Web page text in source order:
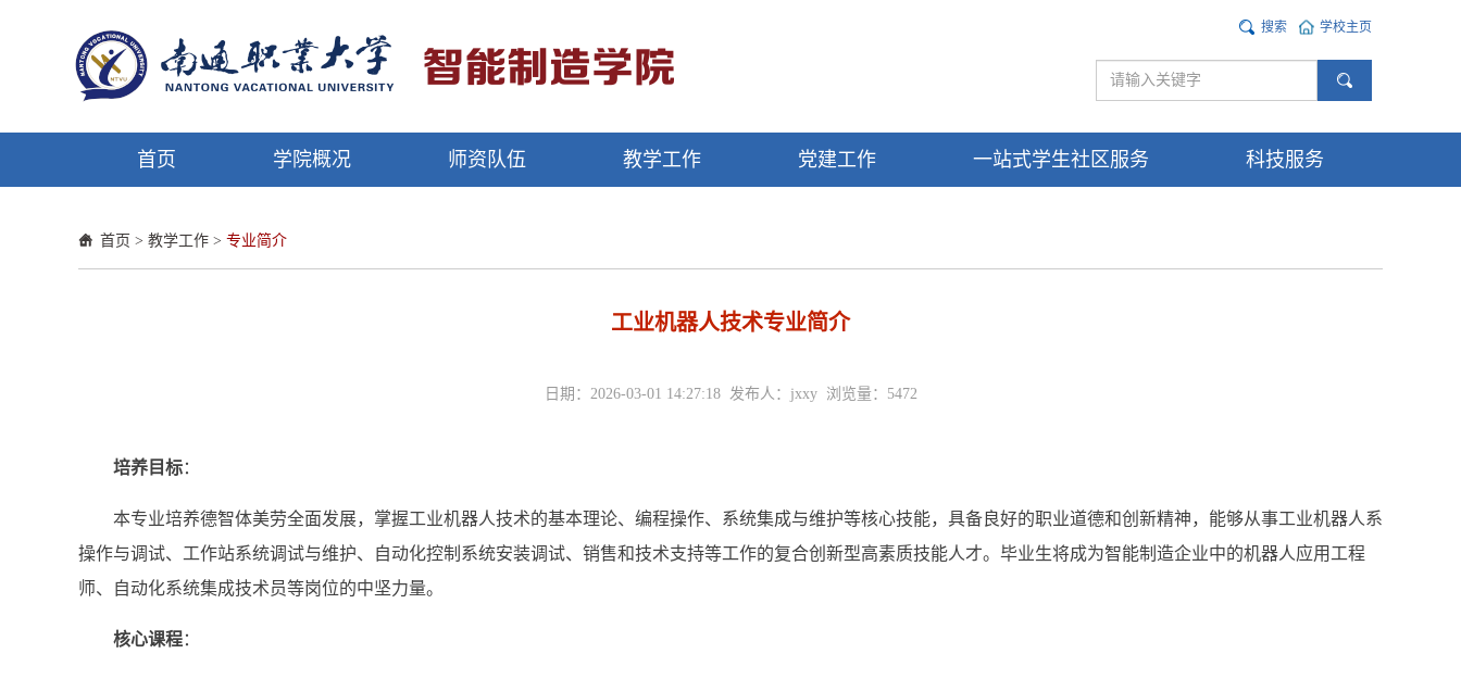
搜索 学校主页
首页 学院概况 师资队伍 教学工作 党建工作 一站式学生社区服务 科技服务
首页 > 教学工作 > 专业简介
工业机器人技术专业简介
日期：2026-03-01 14:27:18 发布人：jxxy 浏览量： 5472
培养目标：
本专业培养德智体美劳全面发展，掌握工业机器人技术的基本理论、编程操作、系统集成与维护等核心技能，具备良好的职业道德和创新精神，能够从事工业机器人系
操作与调试、工作站系统调试与维护、自动化控制系统安装调试、销售和技术支持等工作的复合创新型高素质技能人才。毕业生将成为智能制造企业中的机器人应用工程
师、自动化系统集成技术员等岗位的中坚力量。
核心课程：